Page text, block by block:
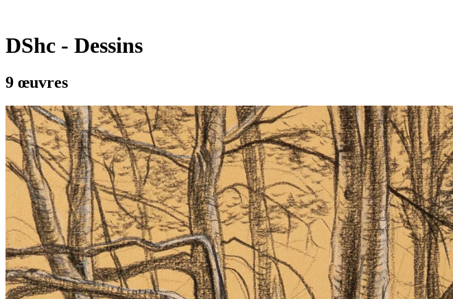
DShc - Dessins
9 œuvres